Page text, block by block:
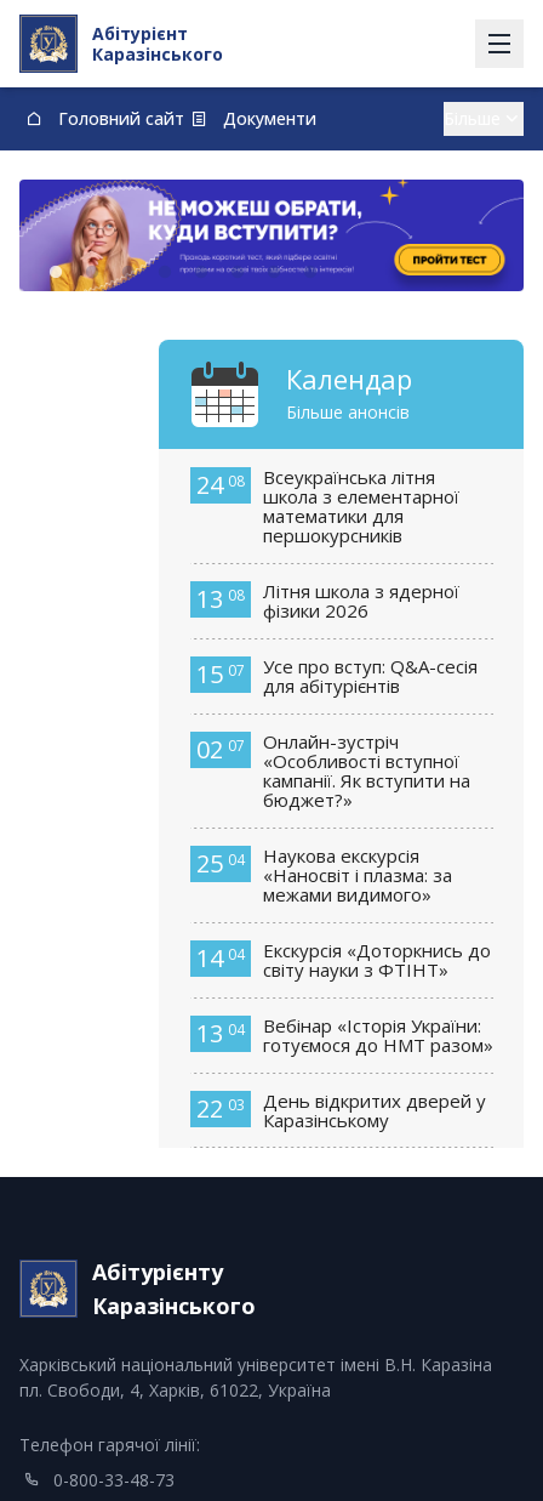
Абітурієнт
Каразінського
Головний сайт
Документи
Вступ із тимчасово окупованих території
Контакти
Карта
Договори про навчання та оплату навчання
vstup@karazin.ua
0-800-33-48-73
Календар
Більше анонсів
24 08
Всеукраїнська літня
школа з елементарної
математики для
першокурсників
13 08
Літня школа з ядерної
фізики 2026
15 07
Усе про вступ: Q&A-сесія
для абітурієнтів
02 07
Онлайн-зустріч
«Особливості вступної
кампанії. Як вступити на
бюджет?»
25 04
Наукова екскурсія
«Наносвіт і плазма: за
межами видимого»
14 04
Екскурсія «Доторкнись до
світу науки з ФТІНТ»
13 04
Вебінар «Історія України:
готуємося до НМТ разом»
22 03
День відкритих дверей у
Каразінському
Абітурієнту
Каразінського
Харківський національний університет імені В.Н. Каразіна
пл. Свободи, 4, Харків, 61022, Україна
Телефон гарячої лінії:
0-800-33-48-73